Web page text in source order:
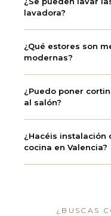
lavadora?
¿Qué estores son
modernas?
¿Puedo poner
al salón?
¿Hacéis instalación
cocina en Valencia?
¿BUSCAS